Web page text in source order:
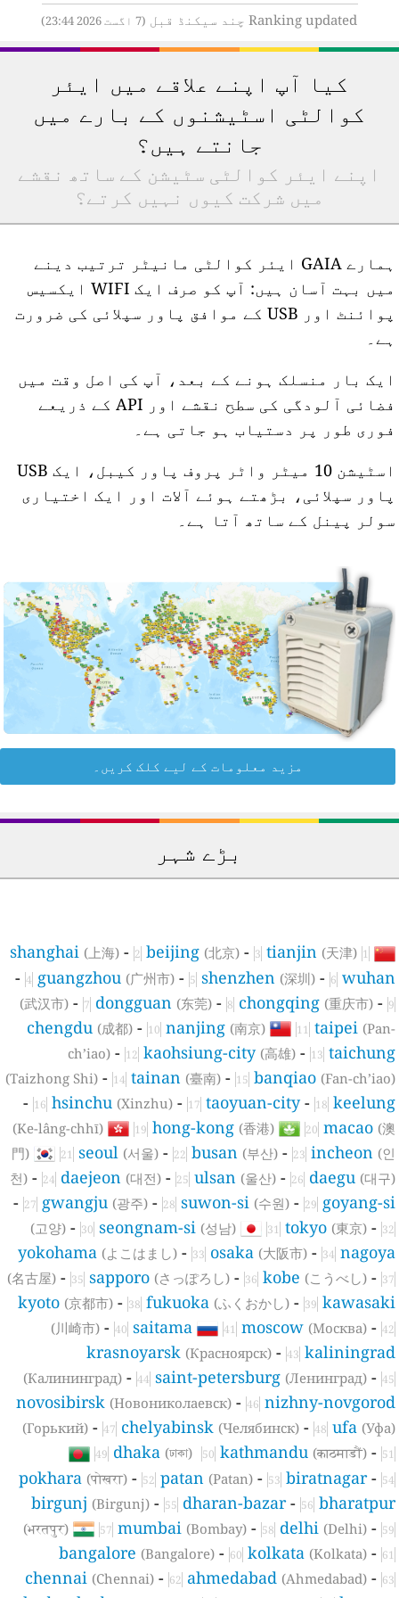
Ranking updated چند سیکنڈ قبل (7 اگست 2026 23:44)
کیا آپ اپنے علاقے میں ایئر
کوالٹی اسٹیشنوں کے بارے میں
جانتے ہیں؟
اپنے ایئر کوالٹی سٹیشن کے ساتھ نقشے
میں شرکت کیوں نہیں کرتے؟
ہمارے GAIA ایئر کوالٹی مانیٹر ترتیب دینے
میں بہت آسان ہیں: آپ کو صرف ایک WIFI ایکسیس
پوائنٹ اور USB کے موافق پاور سپلائی کی ضرورت
ہے۔
ایک بار منسلک ہونے کے بعد، آپ کی اصل وقت میں
فضائی آلودگی کی سطح نقشے اور API کے ذریعے
فوری طور پر دستیاب ہو جاتی ہے۔
اسٹیشن 10 میٹر واٹر پروف پاور کیبل، ایک USB
پاور سپلائی، بڑھتے ہوئے آلات اور ایک اختیاری
سولر پینل کے ساتھ آتا ہے۔
مزید معلومات کے لیے کلک کریں۔
بڑے شہر
1
shanghai(上海) -2 beijing(北京) -3 tianjin(天津)
-4 guangzhou(广州市) -5 shenzhen(深圳) -6 wuhan
(武汉市) -7 dongguan(东莞) -8 chongqing(重庆市) -9
chengdu(成都) -10 nanjing(南京) 11 taipei(Pan-
ch’iao) -12 kaohsiung-city(高雄) -13 taichung
(Taizhong Shi) -14 tainan(臺南) -15 banqiao(Fan-ch’iao)
-16 hsinchu(Xinzhu) -17 taoyuan-city-18 keelung
(Ke-lâng-chhī) 19 hong-kong(香港) 20 macao(澳
門)
21 seoul(서울) -22 busan(부산) -23 incheon(인
천) -24 daejeon(대전) -25 ulsan(울산) -26 daegu(대구)
-27 gwangju(광주) -28 suwon-si(수원) -29 goyang-si
(고양) -30 seongnam-si(성남) 31 tokyo(東京) -32
yokohama(よこはまし) -33 osaka(大阪市) -34 nagoya
(名古屋) -35 sapporo(さっぽろし) -36 kobe(こうべし) -37
kyoto(京都市) -38 fukuoka(ふくおかし) -39 kawasaki
(川崎市) -40 saitama 41 moscow(Москва) -42
krasnoyarsk(Красноярск) -43 kaliningrad
(Калининград) -44 saint-petersburg(Ленинград) -45
novosibirsk(Новониколаевск) -46 nizhny-novgorod
(Горький) -47 chelyabinsk(Челябинск) -48 ufa(Уфа)
49 dhaka(ঢাকা) 50 kathmandu(काठमाडौं) -51
pokhara(पोखरा) -52 patan(Patan) -53 biratnagar-54
birgunj(Birgunj) -55 dharan-bazar-56 bharatpur
(भरतपुर) 57 mumbai(Bombay) -58 delhi(Delhi) -59
bangalore(Bangalore) -60 kolkata(Kolkata) -61
chennai(Chennai) -62 ahmedabad(Ahmedabad) -63